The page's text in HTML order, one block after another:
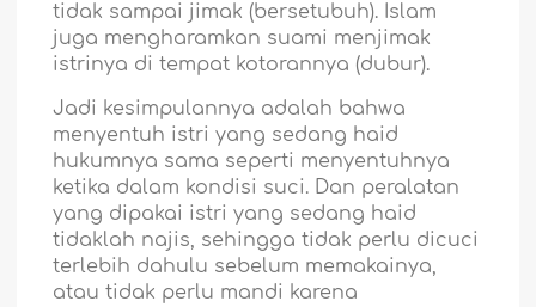
tidak sampai jimak (bersetubuh). Islam
juga mengharamkan suami menjimak
istrinya di tempat kotorannya (dubur).
Jadi kesimpulannya adalah bahwa
menyentuh istri yang sedang haid
hukumnya sama seperti menyentuhnya
ketika dalam kondisi suci. Dan peralatan
yang dipakai istri yang sedang haid
tidaklah najis, sehingga tidak perlu dicuci
terlebih dahulu sebelum memakainya,
atau tidak perlu mandi karena